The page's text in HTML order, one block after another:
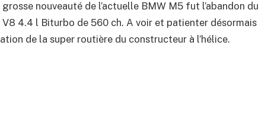
nouveauté de l’actuelle BMW M5 fut l’abandon du
4.4 l Biturbo de 560 ch. A voir et patienter désormais
de la super routière du constructeur à l’hélice.